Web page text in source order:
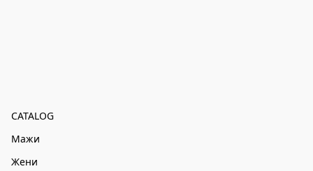
CATALOG
Мажи
Жени